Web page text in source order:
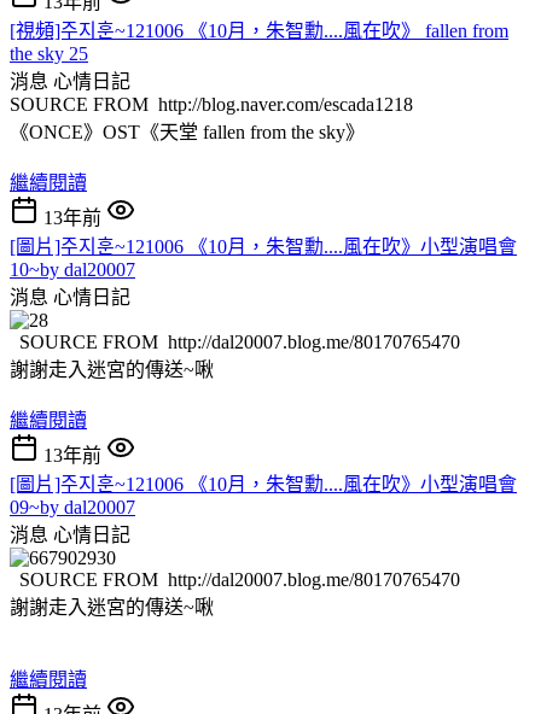
[視頻]주지훈~121006 《10月，朱智勳....風在吹》 fallen from
the sky 25
消息 心情日記
SOURCE FROM http://blog.naver.com/escada1218
《ONCE》OST《天堂 fallen from the sky》
繼續閱讀
13年前
[圖片]주지훈~121006 《10月，朱智勳....風在吹》小型演唱會
10~by dal20007
消息 心情日記
SOURCE FROM http://dal20007.blog.me/80170765470
謝謝走入迷宮的傳送~啾
繼續閱讀
13年前
[圖片]주지훈~121006 《10月，朱智勳....風在吹》小型演唱會
09~by dal20007
消息 心情日記
SOURCE FROM http://dal20007.blog.me/80170765470
謝謝走入迷宮的傳送~啾
繼續閱讀